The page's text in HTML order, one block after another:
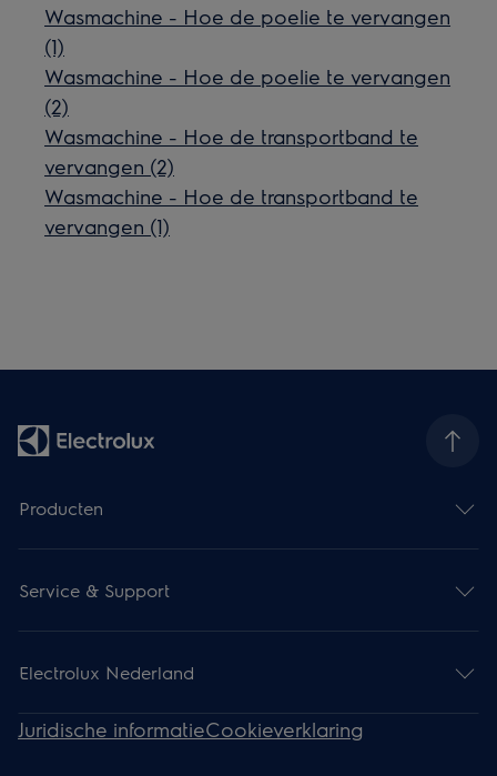
Wasmachine - Hoe de poelie te vervangen
(1)
Wasmachine - Hoe de poelie te vervangen
(2)
Wasmachine - Hoe de transportband te
vervangen (2)
Wasmachine - Hoe de transportband te
vervangen (1)
Producten
Service & Support
Electrolux Nederland
Juridische informatieCookieverklaring